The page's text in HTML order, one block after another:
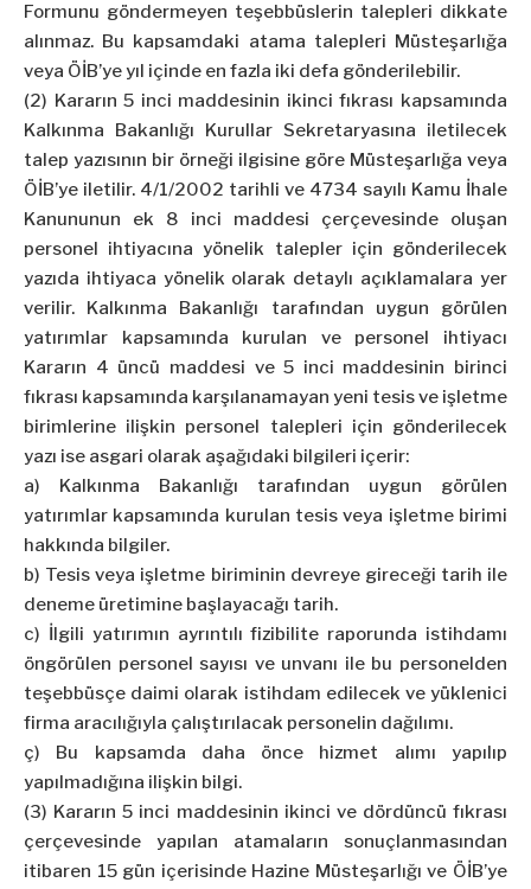
Formunu göndermeyen teşebbüslerin talepleri dikkate
alınmaz. Bu kapsamdaki atama talepleri Müsteşarlığa
veya ÖİB’ye yıl içinde en fazla iki defa gönderilebilir.
(2) Kararın 5 inci maddesinin ikinci fıkrası kapsamında
Kalkınma Bakanlığı Kurullar Sekretaryasına iletilecek
talep yazısının bir örneği ilgisine göre Müsteşarlığa veya
ÖİB’ye iletilir. 4/1/2002 tarihli ve 4734 sayılı Kamu İhale
Kanununun ek 8 inci maddesi çerçevesinde oluşan
personel ihtiyacına yönelik talepler için gönderilecek
yazıda ihtiyaca yönelik olarak detaylı açıklamalara yer
verilir. Kalkınma Bakanlığı tarafından uygun görülen
yatırımlar kapsamında kurulan ve personel ihtiyacı
Kararın 4 üncü maddesi ve 5 inci maddesinin birinci
fıkrası kapsamında karşılanamayan yeni tesis ve işletme
birimlerine ilişkin personel talepleri için gönderilecek
yazı ise asgari olarak aşağıdaki bilgileri içerir:
a) Kalkınma Bakanlığı tarafından uygun görülen
yatırımlar kapsamında kurulan tesis veya işletme birimi
hakkında bilgiler.
b) Tesis veya işletme biriminin devreye gireceği tarih ile
deneme üretimine başlayacağı tarih.
c) İlgili yatırımın ayrıntılı fizibilite raporunda istihdamı
öngörülen personel sayısı ve unvanı ile bu personelden
teşebbüsçe daimi olarak istihdam edilecek ve yüklenici
firma aracılığıyla çalıştırılacak personelin dağılımı.
ç) Bu kapsamda daha önce hizmet alımı yapılıp
yapılmadığına ilişkin bilgi.
(3) Kararın 5 inci maddesinin ikinci ve dördüncü fıkrası
çerçevesinde yapılan atamaların sonuçlanmasından
itibaren 15 gün içerisinde Hazine Müsteşarlığı ve ÖİB’ye